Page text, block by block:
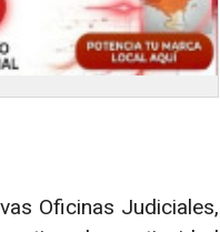
Oficinas Judiciales,